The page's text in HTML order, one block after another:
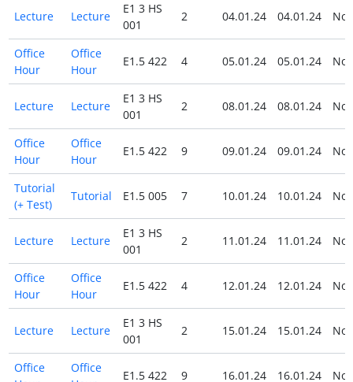
Lecture Lecture
E1 3 HS
001
2 04.01.24 04.01.24 No
Office
Hour
Office
Hour
E1.5 422 4 05.01.24 05.01.24 No
Lecture Lecture
E1 3 HS
001
2 08.01.24 08.01.24 No
Office
Hour
Office
Hour
E1.5 422 9 09.01.24 09.01.24 No
Tutorial
(+ Test)
Tutorial E1.5 005 7 10.01.24 10.01.24 No
Lecture Lecture
E1 3 HS
001
2 11.01.24 11.01.24 No
Office
Hour
Office
Hour
E1.5 422 4 12.01.24 12.01.24 No
Lecture Lecture
E1 3 HS
001
2 15.01.24 15.01.24 No
Office
Office
E1.5 422 9 16.01.24 16.01.24 No